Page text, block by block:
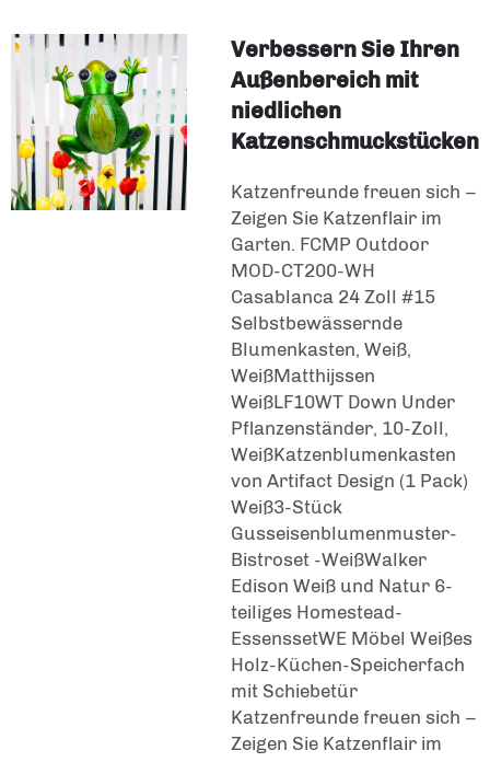
Verbessern Sie Ihren
Außenbereich mit
niedlichen
Katzenschmuckstücken
Katzenfreunde freuen sich –
Zeigen Sie Katzenflair im
Garten. FCMP Outdoor
MOD-CT200-WH
Casablanca 24 Zoll #15
Selbstbewässernde
Blumenkasten, Weiß,
WeißMatthijssen
WeißLF10WT Down Under
Pflanzenständer, 10-Zoll,
WeißKatzenblumenkasten
von Artifact Design (1 Pack)
Weiß3-Stück
Gusseisenblumenmuster-
Bistroset -WeißWalker
Edison Weiß und Natur 6-
teiliges Homestead-
EssenssetWE Möbel Weißes
Holz-Küchen-Speicherfach
mit Schiebetür
Katzenfreunde freuen sich –
Zeigen Sie Katzenflair im